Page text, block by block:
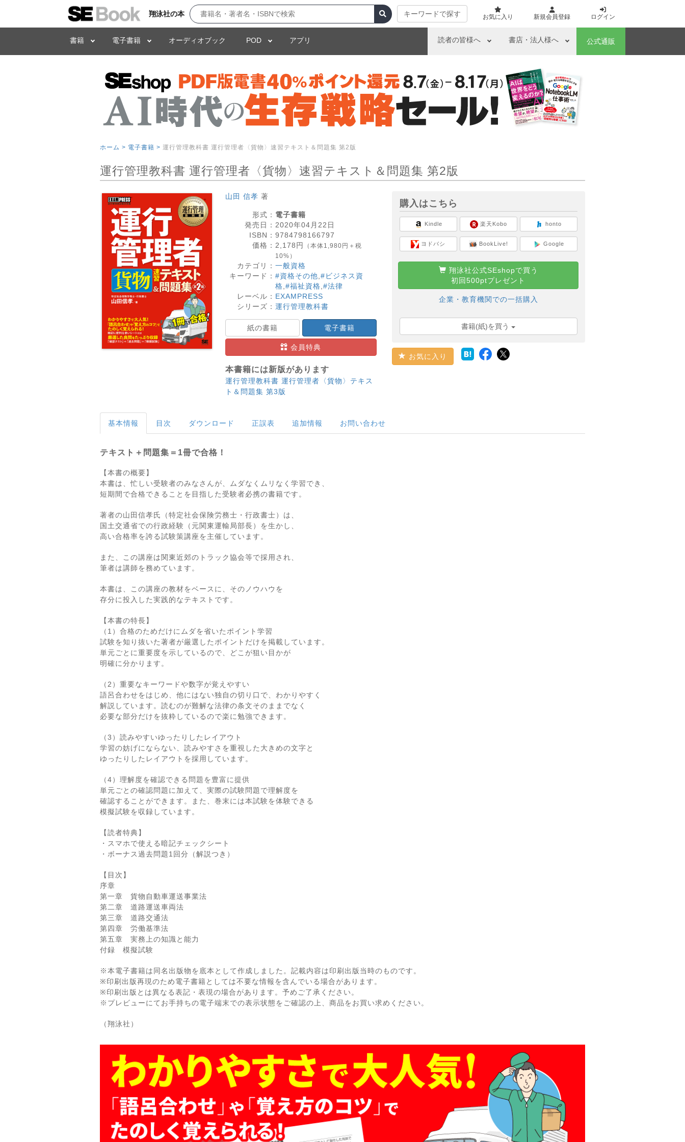
翔泳社の本 キーワードで探す お気に入り 新規会員登録 ログイン
書籍 電子書籍 オーディオブック POD アプリ 読者の皆様へ 書店・法人様へ 公式通販
ホーム > 電子書籍 > 運行管理教科書 運行管理者〈貨物〉速習テキスト＆問題集 第2版
運行管理教科書 運行管理者〈貨物〉速習テキスト＆問題集 第2版
山田 信孝 著
形式： 電子書籍
発売日： 2020年04月22日
ISBN： 9784798166797
価格： 2,178 円
（本体1,980円＋税
10%）
カテゴリ： 一般資格
キーワード： #資格その他 #ビジネス資
格 #福祉資格 #法律
レーベル： EXAMPRESS
シリーズ： 運行管理教科書
紙の書籍 電子書籍
会員特典
本書籍には新版があります
運行管理教科書 運行管理者〈貨物〉テキス
ト＆問題集 第3版
購入はこちら
Kindle
ヨドバシ
楽天Kobo
BookLive!
honto
Google
翔泳社公式SEshopで買う
初回500ptプレゼント
企業・教育機関での一括購入
書籍(紙)を買う
お気に入り
基本情報 目次 ダウンロード 正誤表 追加情報 お問い合わせ
テキスト＋問題集＝1冊で合格！
【本書の概要】
本書は、忙しい受験者のみなさんが、ムダなくムリなく学習でき、
短期間で合格できることを目指した受験者必携の書籍です。
著者の山田信孝氏（特定社会保険労務士・行政書士）は、
国土交通省での行政経験（元関東運輸局部長）を生かし、
高い合格率を誇る試験策講座を主催しています。
また、この講座は関東近郊のトラック協会等で採用され、
筆者は講師を務めています。
本書は、この講座の教材をベースに、そのノウハウを
存分に投入した実践的なテキストです。
【本書の特長】
（1）合格のためだけにムダを省いたポイント学習
試験を知り抜いた著者が厳選したポイントだけを掲載しています。
単元ごとに重要度を示しているので、どこが狙い目かが
明確に分かります。
（2）重要なキーワードや数字が覚えやすい
語呂合わせをはじめ、他にはない独自の切り口で、わかりやすく
解説しています。読むのが難解な法律の条文そのままでなく
必要な部分だけを抜粋しているので楽に勉強できます。
（3）読みやすいゆったりしたレイアウト
学習の妨げにならない、読みやすさを重視した大きめの文字と
ゆったりしたレイアウトを採用しています。
（4）理解度を確認できる問題を豊富に提供
単元ごとの確認問題に加えて、実際の試験問題で理解度を
確認することができます。また、巻末には本試験を体験できる
模擬試験を収録しています。
【読者特典】
・スマホで使える暗記チェックシート
・ボーナス過去問題1回分（解説つき）
【目次】
序章
第一章 貨物自動車運送事業法
第二章 道路運送車両法
第三章 道路交通法
第四章 労働基準法
第五章 実務上の知識と能力
付録 模擬試験
※本電子書籍は同名出版物を底本として作成しました。記載内容は印刷出版当時のものです。
※印刷出版再現のため電子書籍としては不要な情報を含んでいる場合があります。
※印刷出版とは異なる表記・表現の場合があります。予めご了承ください。
※プレビューにてお手持ちの電子端末での表示状態をご確認の上、商品をお買い求めください。
（翔泳社）